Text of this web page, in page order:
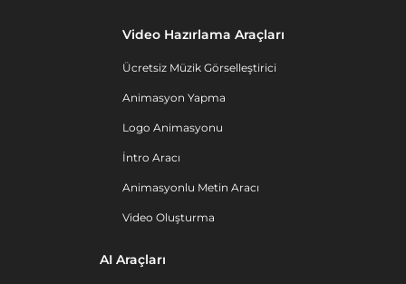
Video Hazırlama Araçları
Ücretsiz Müzik Görselleştirici
Animasyon Yapma
Logo Animasyonu
İntro Aracı
Animasyonlu Metin Aracı
Video Oluşturma
AI Araçları